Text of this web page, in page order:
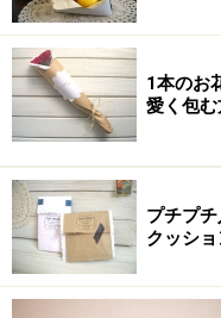
2.次に横半分に折りま
横に折る
りなおします。
頂点をずらして折る
1本のお
愛く包
プチプ
クッシ